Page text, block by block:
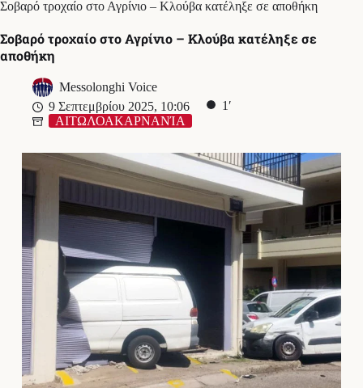
Σοβαρό τροχαίο στο Αγρίνιο – Κλούβα κατέληξε σε αποθήκη
Σοβαρό τροχαίο στο Αγρίνιο – Κλούβα κατέληξε σε
αποθήκη
Messolonghi Voice
9 Σεπτεμβρίου 2025, 10:06
1′
ΑΙΤΩΛΟΑΚΑΡΝΑΝΊΑ